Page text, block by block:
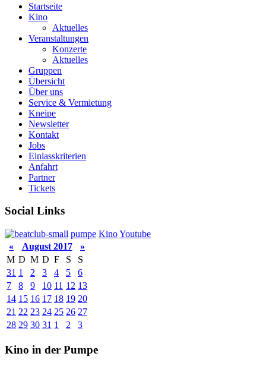
Startseite
Kino
Aktuelles
Veranstaltungen
Konzerte
Aktuelles
Gruppen
Übersicht
Über uns
Service & Vermietung
Kneipe
Newsletter
Kontakt
Jobs
Einlasskriterien
Anfahrt
Partner
Tickets
Social Links
pumpe KinoYoutube
«
August 2017
»
M D M D F S
S
31 1 2 3 4 5
6
7
8 9 10 11 12 13
14 15 16 17 18 19 20
21 22 23 24 25 26 27
28 29 30 31 1 2 3
Kino in der Pumpe